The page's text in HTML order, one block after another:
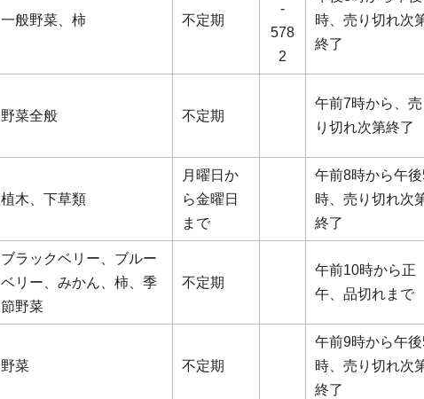
一般野菜、柿 不定期
-
578
2
時、売り切れ次
終了
野菜全般 不定期
午前7時から、売
り切れ次第終了
植木、下草類
月曜日か
ら金曜日
まで
午前8時から午
時、売り切れ次
終了
ブラックベリー、ブルー
ベリー、みかん、柿、季
節野菜
不定期
午前10時から正
午、品切れまで
野菜 不定期
午前9時から午
時、売り切れ次
終了